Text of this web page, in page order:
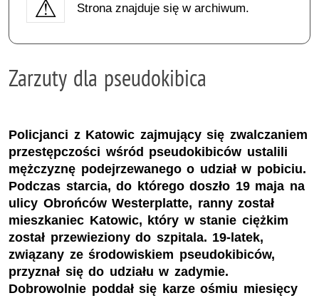
Strona znajduje się w archiwum.
Zarzuty dla pseudokibica
Policjanci z Katowic zajmujący się zwalczaniem
przestępczości wśród pseudokibiców ustalili
mężczyznę podejrzewanego o udział w pobiciu.
Podczas starcia, do którego doszło 19 maja na
ulicy Obrońców Westerplatte, ranny został
mieszkaniec Katowic, który w stanie ciężkim
został przewieziony do szpitala. 19-latek,
związany ze środowiskiem pseudokibiców,
przyznał się do udziału w zadymie.
Dobrowolnie poddał się karze ośmiu miesięcy